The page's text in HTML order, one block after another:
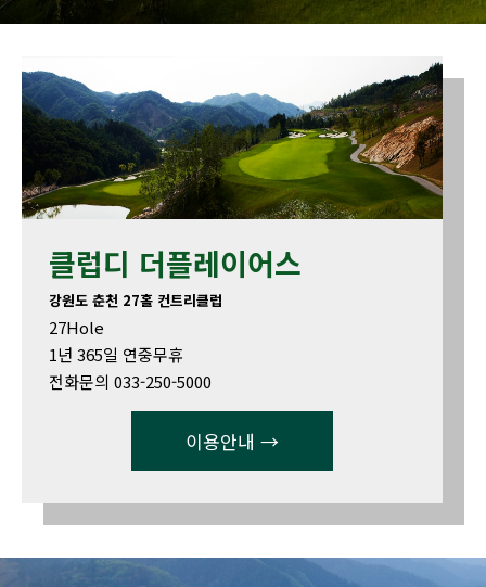
클럽디 더플레이어스
강원도 춘천 27홀 컨트리클럽
27Hole
1년 365일 연중무휴
전화문의 033-250-5000
이용안내 →